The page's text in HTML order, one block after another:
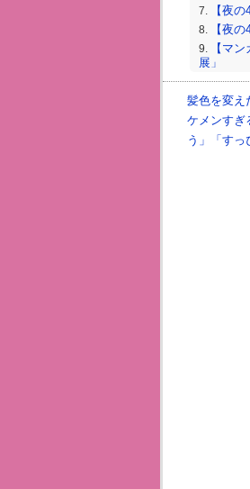
【夜
【夜
【マ
展」
【実録レ
髪色を変え
ケメンすぎ
う」「すっ